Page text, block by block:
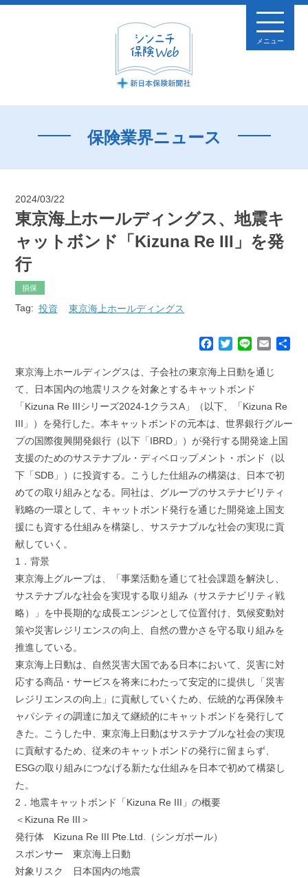
メニュー
保険業界ニュース
2024/03/22
東京海上ホールディングス、地震キ
ャットボンド「Kizuna Re III」を発
行
損保
Tag: 投資 東京海上ホールディングス
c
o
o
k
T
i
t
r
n
e
E
a
東京海上ホールディングスは、子会社の東京海上日動を通じ
て、日本国内の地震リスクを対象とするキャットボンド
「Kizuna Re IIIシリーズ2024-1クラスA」（以下、「Kizuna Re
III」）を発行した。本キャットボンドの元本は、世界銀行グルー
プの国際復興開発銀行（以下「IBRD」）が発行する開発途上国
支援のためのサステナブル・ディベロップメント・ボンド（以
下「SDB」）に投資する。こうした仕組みの構築は、日本で初
めての取り組みとなる。同社は、グループのサステナビリティ
戦略の一環として、キャットボンド発行を通じた開発途上国支
援にも資する仕組みを構築し、サステナブルな社会の実現に貢
献していく。
1．背景
東京海上グループは、「事業活動を通じて社会課題を解決し、
サステナブルな社会を実現する取り組み（サステナビリティ戦
略）」を中長期的な成長エンジンとして位置付け、気候変動対
策や災害レジリエンスの向上、自然の豊かさを守る取り組みを
推進している。
東京海上日動は、自然災害大国である日本において、災害に対
応する商品・サービスを将来にわたって安定的に提供し「災害
レジリエンスの向上」に貢献していくため、伝統的な再保険キ
ャパシティの調達に加えて継続的にキャットボンドを発行して
きた。こうした中、東京海上日動はサステナブルな社会の実現
に貢献するため、従来のキャットボンドの発行に留まらず、
ESGの取り組みにつなげる新たな仕組みを日本で初めて構築し
た。
2．地震キャットボンド「Kizuna Re III」の概要
＜Kizuna Re III＞
発行体 Kizuna Re III Pte.Ltd.（シンガポール）
スポンサー 東京海上日動
対象リスク 日本国内の地震